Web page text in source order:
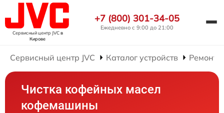
Сервисный центр JVCв
Кирове
+7 (800) 301-34-05
Ежедневно с 9:00 до 21:00
Сервисный центр JVC Каталог устройств Ремонт
Чистка кофейных масел
кофемашины